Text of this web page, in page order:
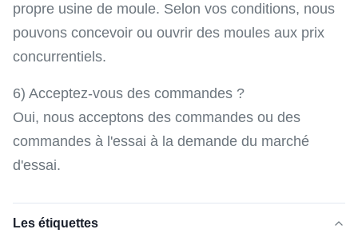
propre usine de moule. Selon vos conditions, nous
pouvons concevoir ou ouvrir des moules aux prix
concurrentiels.
6) Acceptez-vous des commandes ?
Oui, nous acceptons des commandes ou des
commandes à l'essai à la demande du marché
d'essai.
Les étiquettes